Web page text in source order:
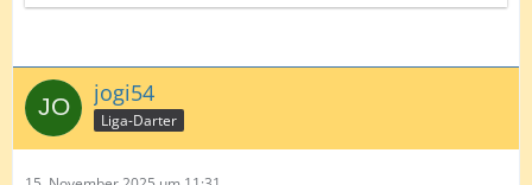
jogi54
Liga-Darter